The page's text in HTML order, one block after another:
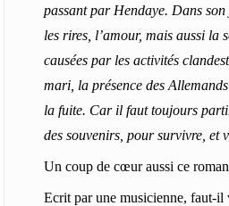
passant par Hendaye. Dans
les rires, l’amour, mais aussi la
causées par les activités
mari, la présence des
la fuite. Car il faut toujours
des souvenirs, pour survivre, et
Un coup de cœur aussi ce
Ecrit par une musicienne, faut-